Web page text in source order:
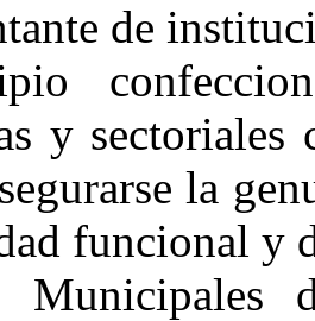
de
y
la
funcional y
Municipales